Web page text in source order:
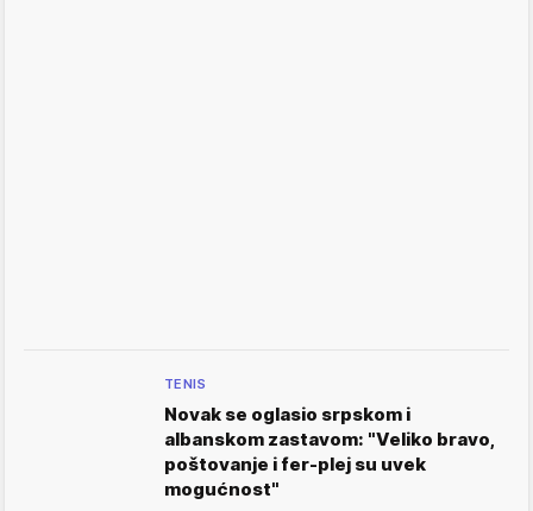
TENIS
Novak se oglasio srpskom i
albanskom zastavom: "Veliko bravo,
poštovanje i fer-plej su uvek
mogućnost"